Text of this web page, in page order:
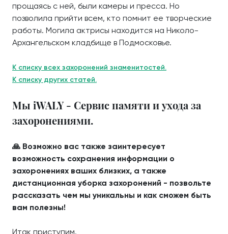
прощаясь с ней, были камеры и пресса. Но
позволила прийти всем, кто помнит ее творческие
работы. Могила актрисы находится на Николо-
Архангельском кладбище в Подмосковье.
К списку всех захоронений знаменитостей.
К списку других статей.
Мы iWALY - Сервис памяти и ухода за
захоронениями.
🙏 Возможно вас также заинтересует
возможность сохранения информации о
захоронениях ваших близких, а также
дистанционная уборка захоронений - позвольте
рассказать чем мы уникальны и как сможем быть
вам полезны!
Итак приступим.